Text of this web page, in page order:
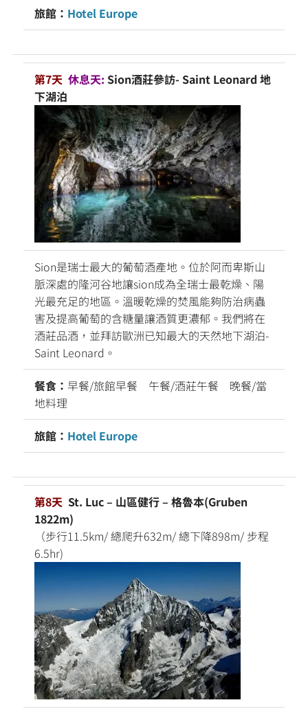
旅館： Hotel Europe
第7天 休息天: Sion酒莊參訪- Saint Leonard 地
下湖泊
Sion是瑞士最大的葡萄酒產地。位於阿而卑斯山
脈深處的隆河谷地讓sion成為全瑞士最乾燥、陽
光最充足的地區。溫暖乾燥的焚風能夠防治病蟲
害及提高葡萄的含糖量讓酒質更濃郁。我們將在
酒莊品酒，並拜訪歐洲已知最大的天然地下湖泊-
Saint Leonard。
餐食： 早餐/旅館早餐 午餐/酒莊午餐 晚餐/當
地料理
旅館： Hotel Europe
第8天 St. Luc – 山區健行 – 格魯本(Gruben
1822m)
（步行11.5km/ 總爬升632m/ 總下降898m/ 步程
6.5hr)